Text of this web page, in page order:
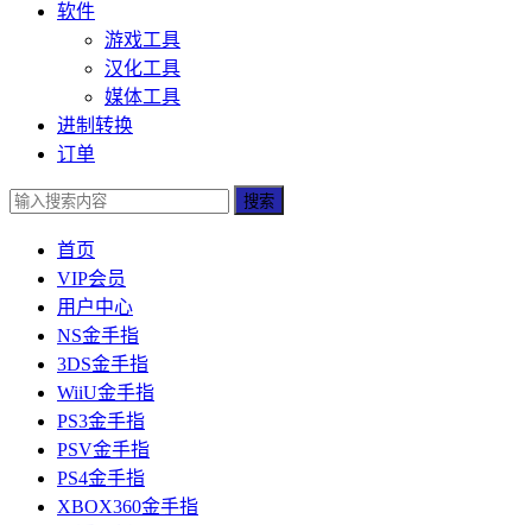
软件
游戏工具
汉化工具
媒体工具
进制转换
订单
搜索
首页
VIP会员
用户中心
NS金手指
3DS金手指
WiiU金手指
PS3金手指
PSV金手指
PS4金手指
XBOX360金手指